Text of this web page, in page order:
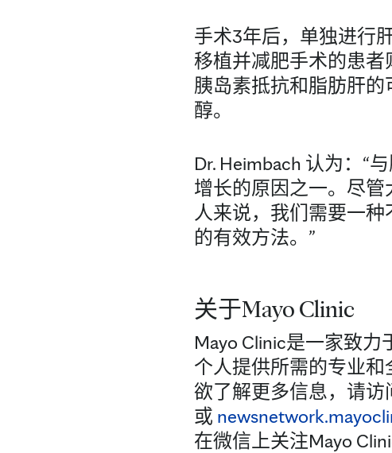
手术3年后，单独进行
移植并减肥手术的患者
胰岛素抵抗和脂肪肝
醇。
Dr. Heimbach 认为：“
增长的原因之一。尽
人来说，我们需要一种
的有效方法。”
关于Mayo Clinic
Mayo Clinic是一家致
个人提供所需的专业和
欲了解更多信息，请访
或
在微信上关注Mayo